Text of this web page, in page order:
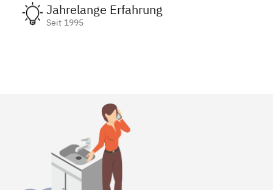
Jahrelange Erfahrung
Seit 1995